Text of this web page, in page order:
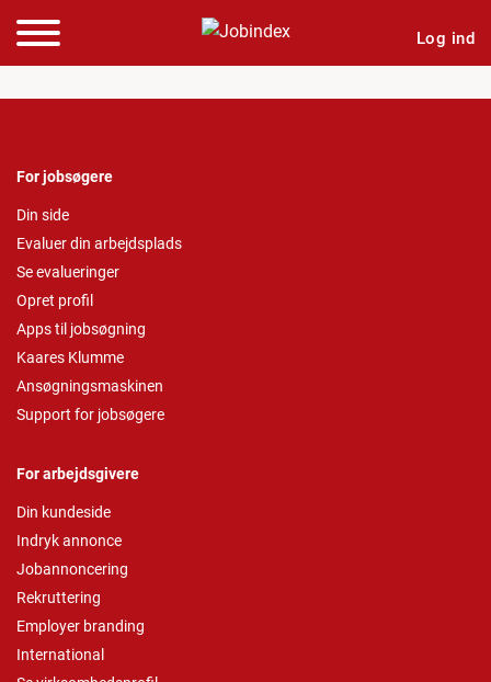
Log ind
For jobsøgere
Din side
Evaluer din arbejdsplads
Se evalueringer
Opret profil
Apps til jobsøgning
Kaares Klumme
Ansøgningsmaskinen
Support for jobsøgere
For arbejdsgivere
Din kundeside
Indryk annonce
Jobannoncering
Rekruttering
Employer branding
International